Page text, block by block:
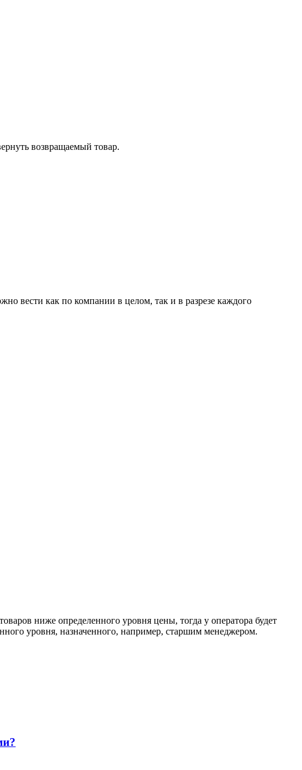
возвращаемый товар.
вести как по компании в целом, так и в разрезе каждого
ниже определенного уровня цены, тогда у оператора будет
уровня, назначенного, например, старшим менеджером.